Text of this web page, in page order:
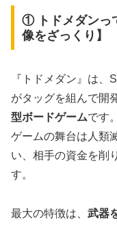
① トドメダンっ
像をざっくり】
『トドメダン』は
がタッグを組んで開
型ボードゲームです。
ゲームの舞台は人類
い、相手の資金を削
す。
最大の特徴は、 武器